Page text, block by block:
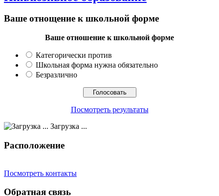
Ваше отнощение к школьной форме
Ваше отношение к школьной форме
Категорически против
Школьная форма нужна обязательно
Безразлично
Посмотреть результаты
Загрузка ...
Расположение
Посмотреть контакты
Обратная связь